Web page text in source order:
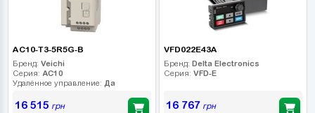
AC10-T3-5R5G-B
Бренд: Veichi
Серия: AC10
Удалённое управление: Да
16 515 грн
VFD022E43A
Бренд: Delta Electronics
Серия: VFD-E
16 767 грн